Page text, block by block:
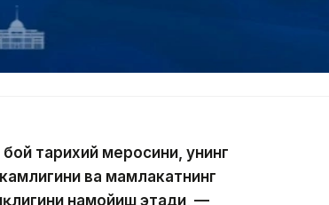
тарихий меросини, унинг
ва мамлакатнинг
намойиш этади, —